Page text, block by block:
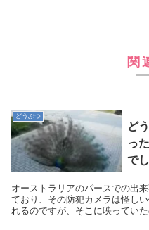
関
どうぶつ
ど
っ
で
オーストラリアのパースでの出
ており、その防犯カメラは怪し
れるのですが、そこに映ってい